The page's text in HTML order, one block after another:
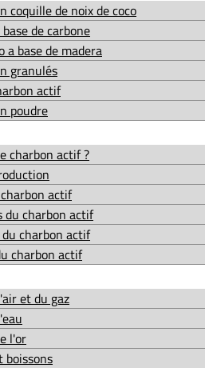
coquille de noix de coco
de carbone
a base de madera
granulés
actif
poudre
charbon actif ?
actif
du charbon actif
charbon actif
charbon actif
et du gaz
l'or